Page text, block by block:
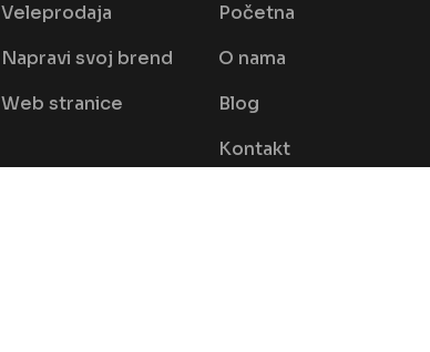
Veleprodaja
Napravi svoj brend
Web stranice
Početna
O nama
Blog
Kontakt